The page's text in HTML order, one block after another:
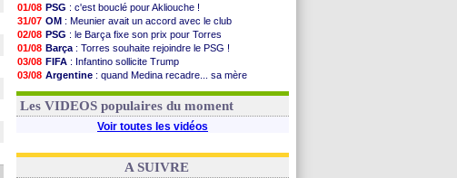
01/08 PSG : c'est bouclé pour Akliouche !
31/07 OM : Meunier avait un accord avec le club
02/08 PSG : le Barça fixe son prix pour Torres
01/08 Barça : Torres souhaite rejoindre le PSG !
03/08 FIFA : Infantino sollicite Trump
03/08 Argentine : quand Medina recadre... sa mère
03/08 OM: Paixão attire un 2e club anglais
Les VIDEOS populaires du moment
Voir toutes les vidéos
A SUIVRE